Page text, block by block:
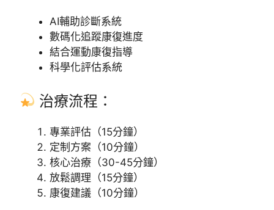
AI輔助診斷系統
數碼化追蹤康復進度
結合運動康復指導
科學化評估系統
治療流程：
專業評估（15分鐘）
定制方案（10分鐘）
核心治療（30-45分鐘）
放鬆調理（15分鐘）
康復建議（10分鐘）